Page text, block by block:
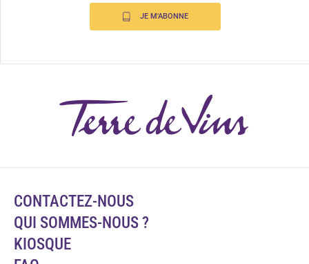
JE M'ABONNE
CONTACTEZ-NOUS
QUI SOMMES-NOUS ?
KIOSQUE